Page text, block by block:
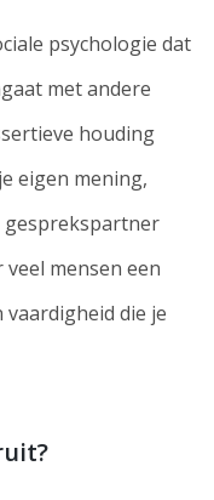
psychologie dat
met andere
houding
eigen mening,
gesprekspartner
mensen een
die je